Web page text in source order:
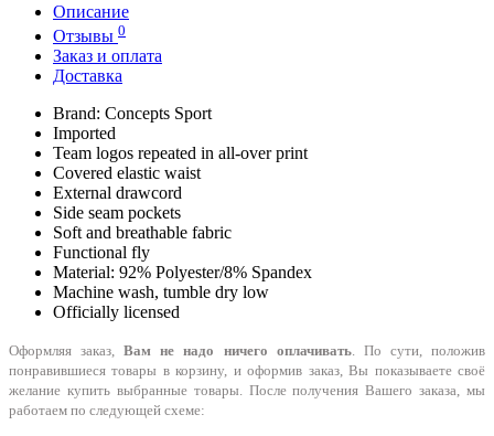
Описание
Отзывы 0
Заказ и оплата
Доставка
Brand: Concepts Sport
Imported
Team logos repeated in all-over print
Covered elastic waist
External drawcord
Side seam pockets
Soft and breathable fabric
Functional fly
Material: 92% Polyester/8% Spandex
Machine wash, tumble dry low
Officially licensed
Оформляя заказ,Вам не надо ничего оплачивать. По сути, положив
понравившиеся товары в корзину, и оформив заказ, Вы показываете своё
желание купить выбранные товары. После получения Вашего заказа, мы
работаем по следующей схеме: